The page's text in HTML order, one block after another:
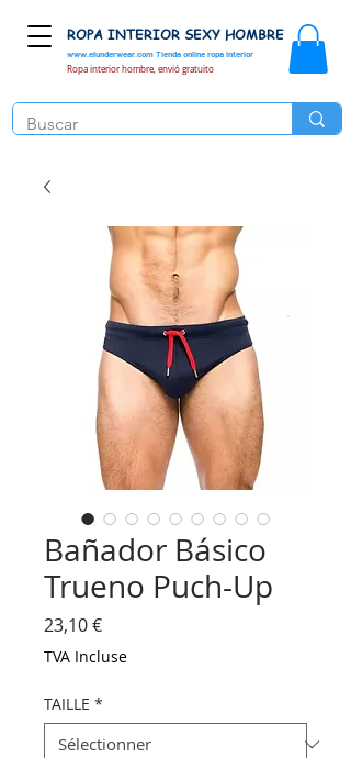
www.elunderwear.com Tienda online ropa interior
ROPA INTERIOR SEXY HOMBRE
Ropa interior hombre, envió gratuito
Bañador Básico
Trueno Puch-Up
23,10 €Prix
TVA Incluse
TAILLE *